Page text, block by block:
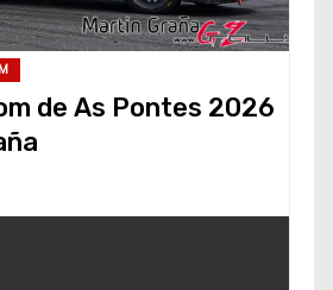
de As Pontes 2026